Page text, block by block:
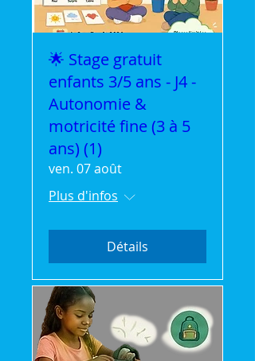
🌟 Stage gratuit
enfants 3/5 ans - J4 -
Autonomie &
motricité fine (3 à 5
ans) (1)
ven. 07 août
Plus d'infos
Détails